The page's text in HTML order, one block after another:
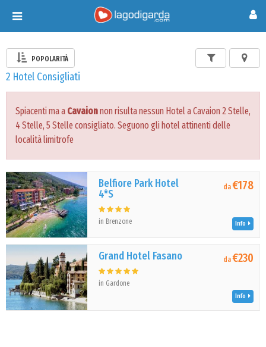
Toggle
navigation
POPOLARITÀ
2 Hotel Consigliati
Spiacenti ma a Cavaionnon risulta nessun Hotel a Cavaion 2 Stelle,
4 Stelle, 5 Stelle consigliato. Seguono gli hotel attinenti delle
località limitrofe
Belfiore Park Hotel
4*S
in Brenzone
da€178
Info
Grand Hotel Fasano
in Gardone
da€230
Info